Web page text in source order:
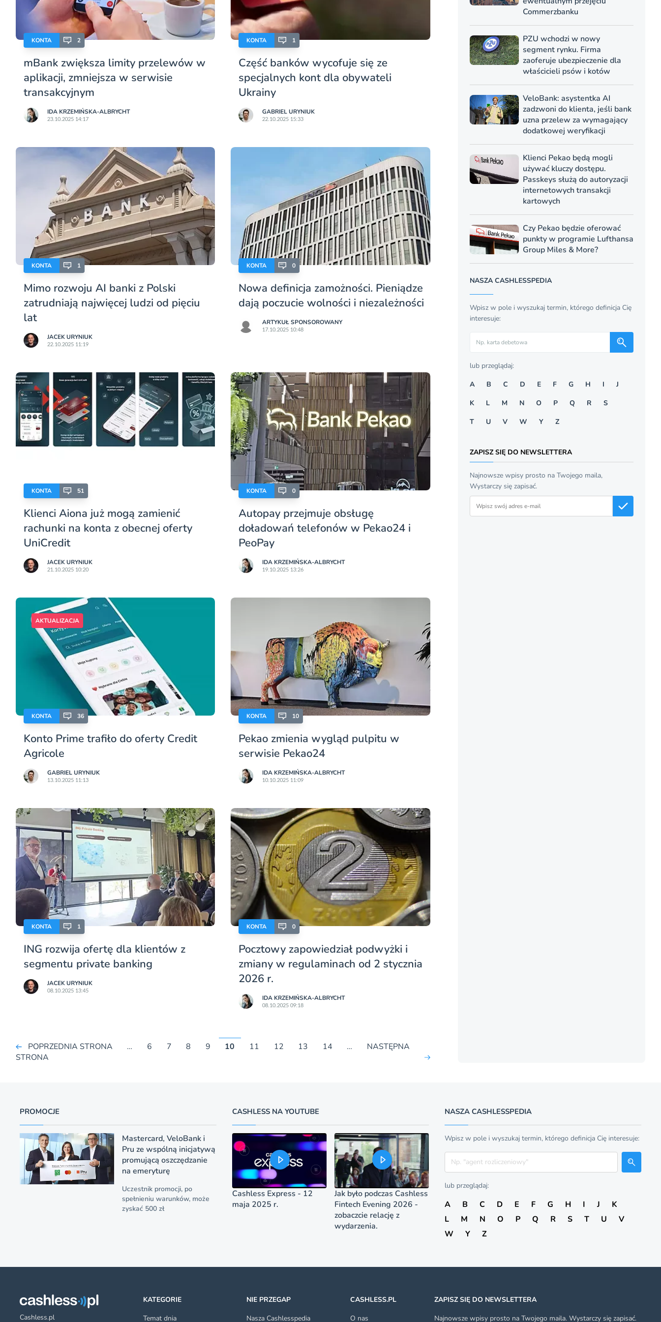
KONTA 2
mBank zwiększa limity przelewów w
aplikacji, zmniejsza w serwisie
transakcyjnym
IDA KRZEMIŃSKA-ALBRYCHT
23.10.2025 14:17
KONTA 1
Część banków wycofuje się ze
specjalnych kont dla obywateli
Ukrainy
GABRIEL URYNIUK
22.10.2025 15:33
KONTA 1
Mimo rozwoju AI banki z Polski
zatrudniają najwięcej ludzi od pięciu
lat
JACEK URYNIUK
22.10.2025 11:19
KONTA 0
Nowa definicja zamożności. Pieniądze
dają poczucie wolności i niezależności
ARTYKUŁ SPONSOROWANY
17.10.2025 10:48
KONTA 51
Klienci Aiona już mogą zamienić
rachunki na konta z obecnej oferty
UniCredit
JACEK URYNIUK
21.10.2025 10:20
KONTA 0
Autopay przejmuje obsługę
doładowań telefonów w Pekao24 i
PeoPay
IDA KRZEMIŃSKA-ALBRYCHT
19.10.2025 13:26
AKTUALIZACJA
KONTA 36
Konto Prime trafiło do oferty Credit
Agricole
GABRIEL URYNIUK
13.10.2025 11:13
KONTA 10
Pekao zmienia wygląd pulpitu w
serwisie Pekao24
IDA KRZEMIŃSKA-ALBRYCHT
10.10.2025 11:09
KONTA 1
ING rozwija ofertę dla klientów z
segmentu private banking
JACEK URYNIUK
08.10.2025 13:45
KONTA 0
Pocztowy zapowiedział podwyżki i
zmiany w regulaminach od 2 stycznia
2026 r.
IDA KRZEMIŃSKA-ALBRYCHT
08.10.2025 09:18
POPRZEDNIA STRONA … 6 7 8 9 10 11 12 13 14 …
NASTĘPNA
STRONA
Commerzbanku
PZU wchodzi w nowy
segment rynku. Firma
zaoferuje ubezpieczenie dla
właścicieli psów i kotów
VeloBank: asystentka AI
zadzwoni do klienta, jeśli bank
uzna przelew za wymagający
dodatkowej weryfikacji
Klienci Pekao będą mogli
używać kluczy dostępu.
Passkeys służą do autoryzacji
internetowych transakcji
kartowych
Czy Pekao będzie oferować
punkty w programie Lufthansa
Group Miles & More?
NASZA CASHLESSPEDIA
Wpisz w pole i wyszukaj termin, którego definicja Cię
interesuje:
lub przeglądaj:
A
B C D E F G H I
J
K
L M N O P Q R
S
T
U V W Y Z
ZAPISZ SIĘ DO NEWSLETTERA
Najnowsze wpisy prosto na Twojego maila,
Wystarczy się zapisać.
PROMOCJE
Mastercard, VeloBank i
Pru ze wspólną inicjatywą
promującą oszczędzanie
na emeryturę
Uczestnik promocji, po
spełnieniu warunków, może
zyskać 500 zł
CASHLESS NA YOUTUBE
Cashless Express - 12
maja 2025 r.
Jak było podczas Cashless
Fintech Evening 2026 -
zobaczcie relację z
wydarzenia.
NASZA CASHLESSPEDIA
Wpisz w pole i wyszukaj termin, którego definicja Cię interesuje:
Szukaj
lub przeglądaj:
A B C D E F G H I J
K
L
M N O P Q R S T U
V
W
Y Z
Cashless.pl
KATEGORIE
Temat dnia
NIE PRZEGAP
Nasza Cashlesspedia
CASHLESS.PL
O nas
ZAPISZ SIĘ DO NEWSLETTERA
Najnowsze wpisy prosto na Twojego maila. Wystarczy się zapisać.